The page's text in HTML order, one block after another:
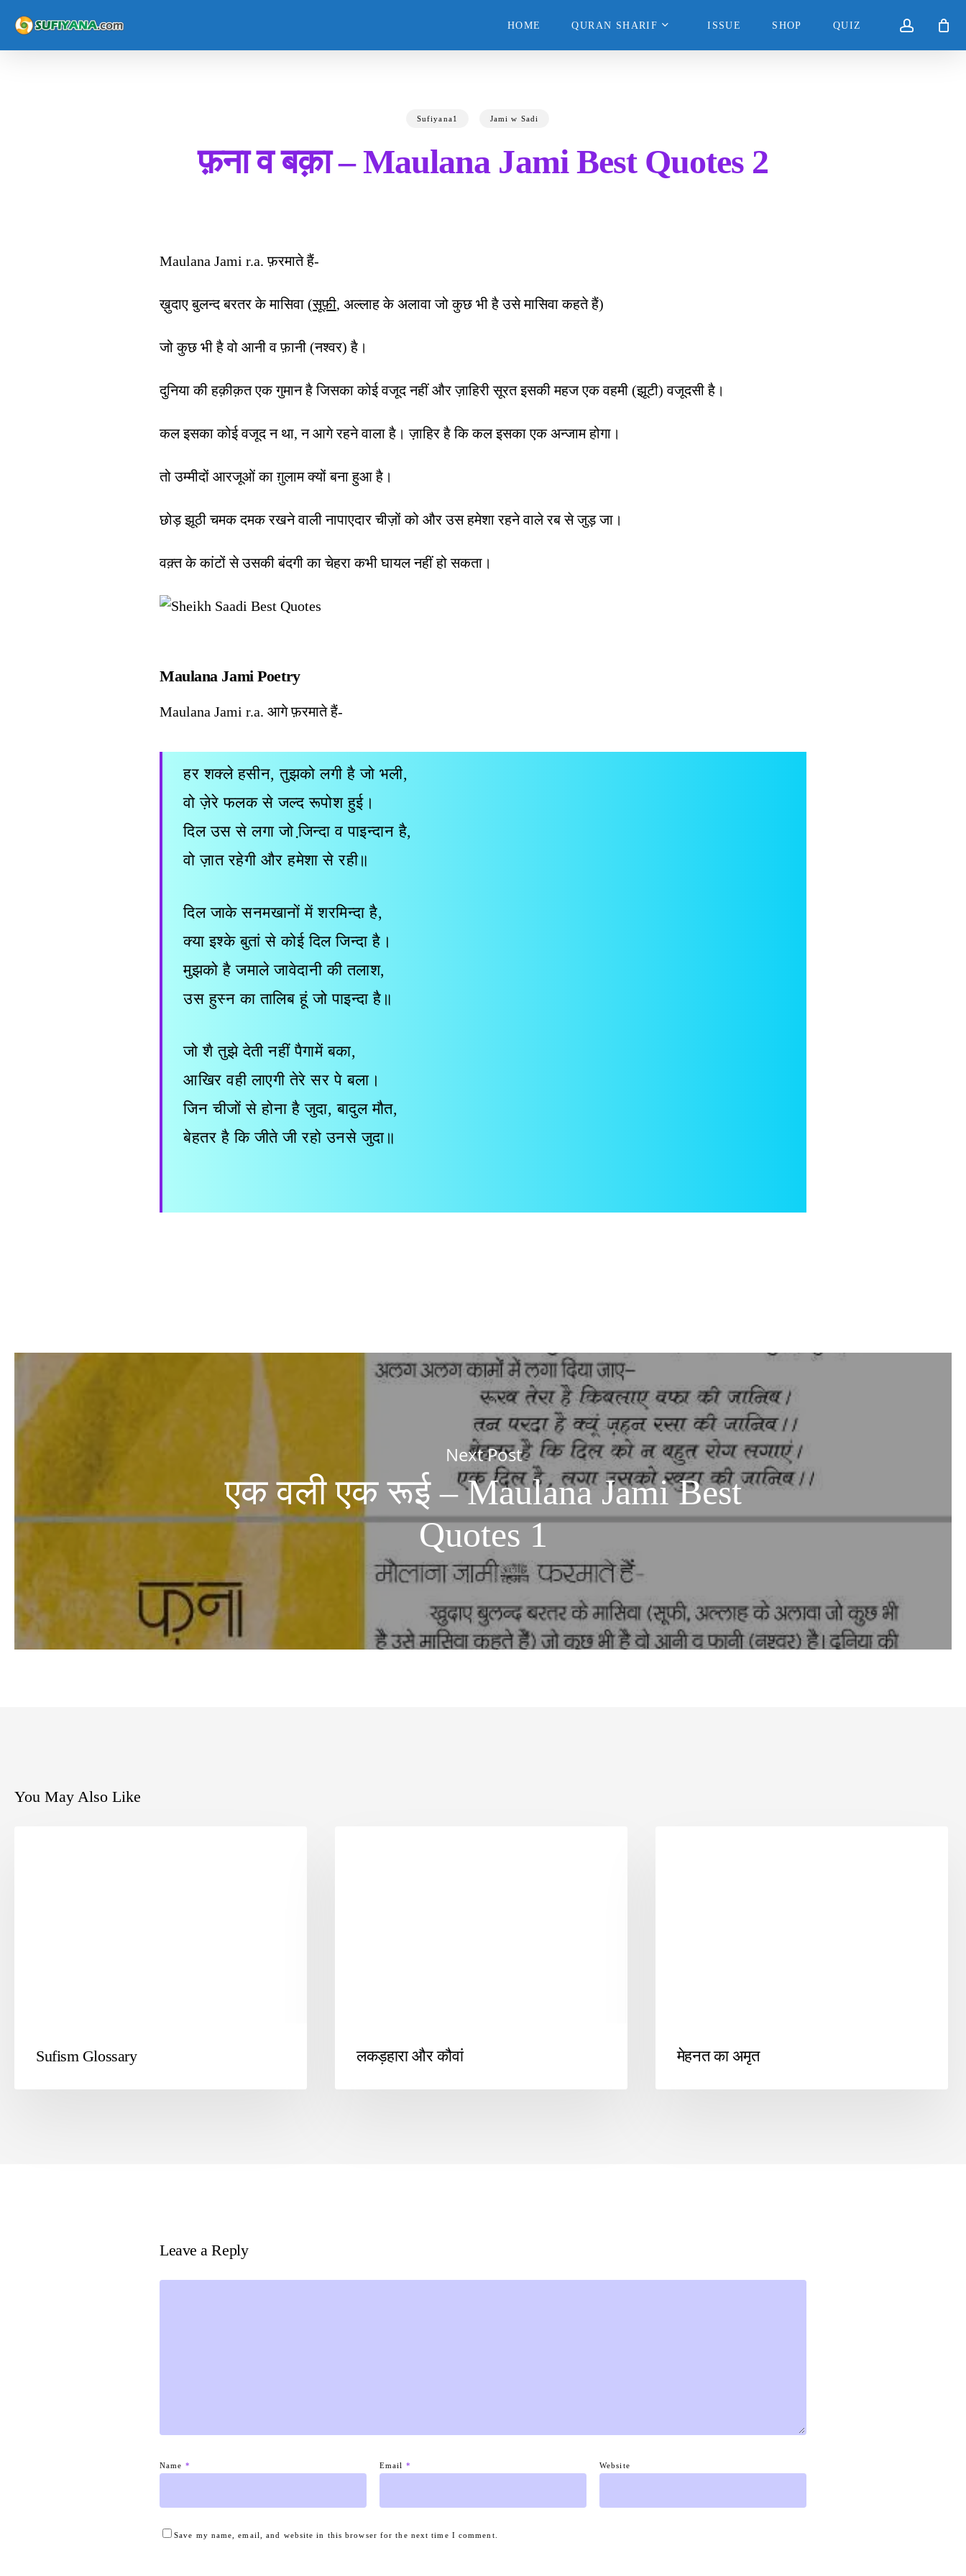
main
content
HOME QURAN SHARIF ISSUE SHOP QUIZ account
Sufiyana1 Jami w Sadi
फ़ना व बक़ा – Maulana Jami Best Quotes 2
Maulana Jami r.a. फ़रमाते हैं-
ख़ुदाए बुलन्द बरतर के मासिवा (सूफ़ी, अल्लाह के अलावा जो कुछ भी है उसे मासिवा कहते हैं)
जो कुछ भी है वो आनी व फ़ानी (नश्वर) है।
दुनिया की हक़ीक़त एक गुमान है जिसका कोई वजूद नहीं और ज़ाहिरी सूरत इसकी महज एक वहमी (झूटी) वजूदसी है।
कल इसका कोई वजूद न था, न आगे रहने वाला है। ज़ाहिर है कि कल इसका एक अन्जाम होगा।
तो उम्मीदों आरजूओं का ग़ुलाम क्यों बना हुआ है।
छोड़ झूठी चमक दमक रखने वाली नापाएदार चीज़ों को और उस हमेशा रहने वाले रब से जुड़ जा।
वक़्त के कांटों से उसकी बंदगी का चेहरा कभी घायल नहीं हो सकता।
Maulana Jami Poetry
Maulana Jami r.a. आगे फ़रमाते हैं-
हर शक्ले हसीन, तुझको लगी है जो भली,
वो ज़ेरे फलक से जल्द रूपोश हुई।
दिल उस से लगा जो जि़न्दा व पाइन्दान है,
वो ज़ात रहेगी और हमेशा से रही॥
दिल जाके सनमखानों में शरमिन्दा है,
क्या इश्के बुतां से कोई दिल जिन्दा है।
मुझको है जमाले जावेदानी की तलाश,
उस हुस्न का तालिब हूं जो पाइन्दा है॥
जो शै तुझे देती नहीं पैगामें बका,
आखिर वही लाएगी तेरे सर पे बला।
जिन चीजों से होना है जुदा, बादुल मौत,
बेहतर है कि जीते जी रहो उनसे जुदा॥
Next Post
एक वली एक रूई – Maulana Jami Best
Quotes 1
You May Also Like
Sufism Glossary लकड़हारा और कौवां मेहनत का अमृत
Leave a Reply
Name * Email * Website
Save my name, email, and website in this browser for the next time I comment.